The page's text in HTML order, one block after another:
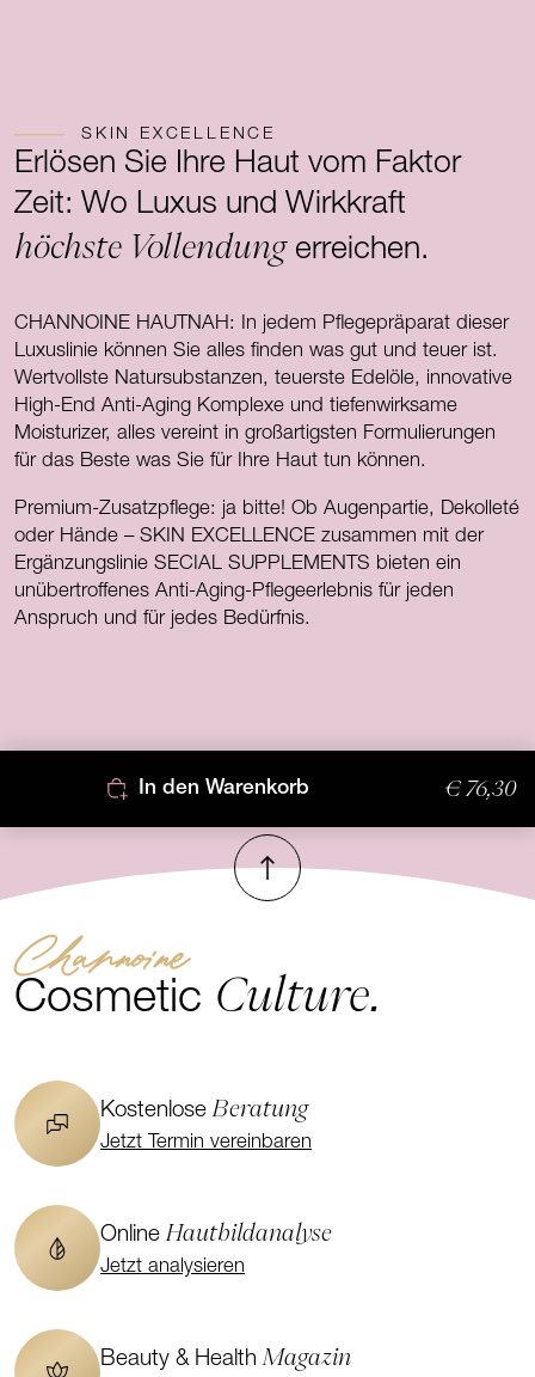
SKIN EXCELLENCE
Erlösen Sie Ihre Haut vom Faktor
Zeit: Wo Luxus und Wirkkraft
höchste Vollendungerreichen.
CHANNOINE HAUTNAH: In jedem Pflegepräparat dieser
Luxuslinie können Sie alles finden was gut und teuer ist.
Wertvollste Natursubstanzen, teuerste Edelöle, innovative
High-End Anti-Aging Komplexe und tiefenwirksame
Moisturizer, alles vereint in großartigsten Formulierungen
für das Beste was Sie für Ihre Haut tun können.
Premium-Zusatzpflege: ja bitte! Ob Augenpartie, Dekolleté
oder Hände – SKIN EXCELLENCE zusammen mit der
Ergänzungslinie SECIAL SUPPLEMENTS bieten ein
unübertroffenes Anti-Aging-Pflegeerlebnis für jeden
Anspruch und für jedes Bedürfnis.
In den Warenkorb € 76,30
Nach oben
Channoine
Cosmetic Culture.
KostenloseBeratung
Jetzt Termin vereinbaren
OnlineHautbildanalyse
Jetzt analysieren
Beauty & HealthMagazin